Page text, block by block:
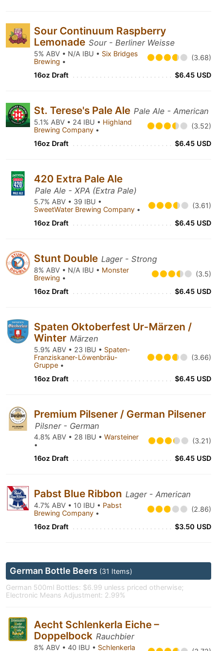
Sour Continuum Raspberry
Lemonade Sour - Berliner Weisse
5% ABV • N/A IBU • Six Bridges
Brewing • (3.68)
16oz Draft $6.45 USD
St. Terese's Pale Ale Pale Ale - American
5.1% ABV • 24 IBU • Highland
Brewing Company • (3.52)
16oz Draft $6.45 USD
420 Extra Pale Ale
Pale Ale - XPA (Extra Pale)
5.7% ABV • 39 IBU •
SweetWater Brewing Company • (3.61)
16oz Draft $6.45 USD
Stunt Double Lager - Strong
8% ABV • N/A IBU • Monster
Brewing • (3.5)
16oz Draft $6.45 USD
Spaten Oktoberfest Ur-Märzen /
Winter Märzen
5.9% ABV • 23 IBU • Spaten-
Franziskaner-Löwenbräu-
Gruppe •
(3.66)
16oz Draft $6.45 USD
Premium Pilsener / German Pilsener
Pilsner - German
4.8% ABV • 28 IBU • Warsteiner
•
(3.21)
16oz Draft $6.45 USD
Pabst Blue Ribbon Lager - American
4.7% ABV • 10 IBU • Pabst
Brewing Company • (2.86)
16oz Draft $3.50 USD
German Bottle Beers (31 Items)
German 500ml Bottles: $6.99 unless priced otherwise;
Electronic Means Adjustment: 2.99%
Aecht Schlenkerla Eiche –
Doppelbock Rauchbier
8% ABV • 40 IBU • Schlenkerla